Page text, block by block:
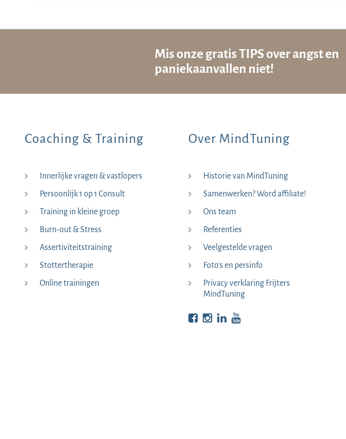
Mis onze gratis TIPS over angst en
paniekaanvallen niet!
Coaching & Training
Innerlijke vragen & vastlopers
Persoonlijk 1 op 1 Consult
Training in kleine groep
Burn-out & Stress
Assertiviteitstraining
Stottertherapie
Online trainingen
Over MindTuning
Historie van MindTuning
Samenwerken? Word affiliate!
Ons team
Referenties
Veelgestelde vragen
Foto’s en persinfo
Privacy verklaring Frijters
MindTuning
Bekijk op Facebook
Bekijk op Instagram
Bekijk op LinkedIn